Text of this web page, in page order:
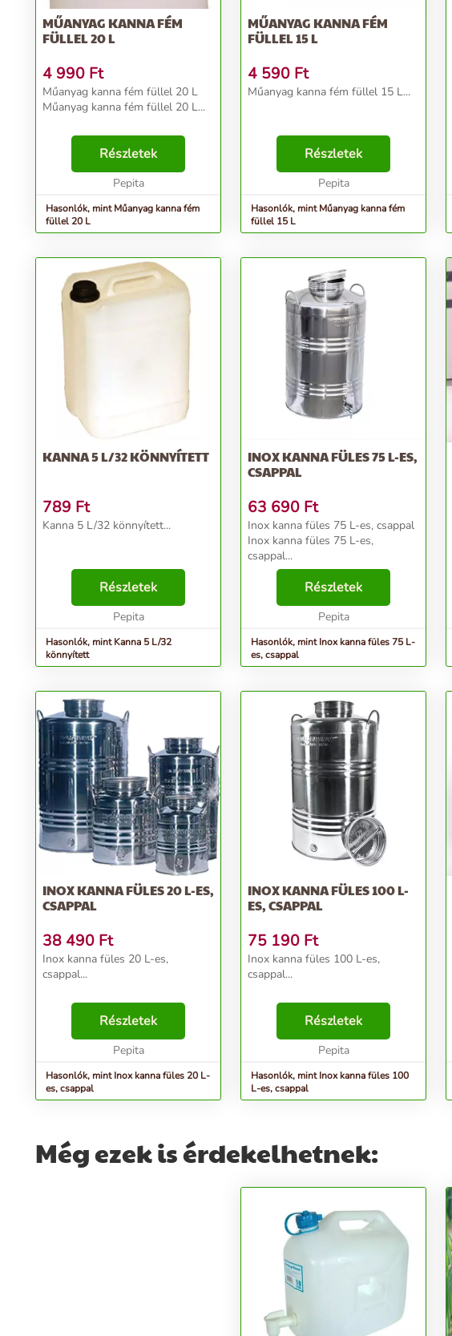
MŰANYAG KANNA FÉM
FÜLLEL 20 L
4 990 Ft
Műanyag kanna fém füllel 20 L
Műanyag kanna fém füllel 20 L...
Részletek
Pepita
Hasonlók, mint Műanyag kanna fém
füllel 20 L
MŰANYAG KANNA FÉM
FÜLLEL 15 L
4 590 Ft
Műanyag kanna fém füllel 15 L...
Részletek
Pepita
Hasonlók, mint Műanyag kanna fém
füllel 15 L
KANNA 5 L/32 KÖNNYÍTETT
789 Ft
Kanna 5 L/32 könnyített...
Részletek
Pepita
Hasonlók, mint Kanna 5 L/32
könnyített
INOX KANNA FÜLES 75 L-ES,
CSAPPAL
63 690 Ft
Inox kanna füles 75 L-es, csappal
Inox kanna füles 75 L-es,
csappal...
Részletek
Pepita
Hasonlók, mint Inox kanna füles 75 L-
es, csappal
INOX KANNA FÜLES 20 L-ES,
CSAPPAL
38 490 Ft
Inox kanna füles 20 L-es,
csappal...
Részletek
Pepita
Hasonlók, mint Inox kanna füles 20 L-
es, csappal
INOX KANNA FÜLES 100 L-
ES, CSAPPAL
75 190 Ft
Inox kanna füles 100 L-es,
csappal...
Részletek
Pepita
Hasonlók, mint Inox kanna füles 100
L-es, csappal
Még ezek is érdekelhetnek: